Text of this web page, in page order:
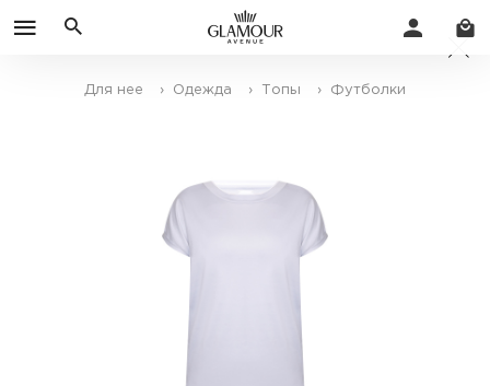
Для нее › Одежда › Топы › Футболки